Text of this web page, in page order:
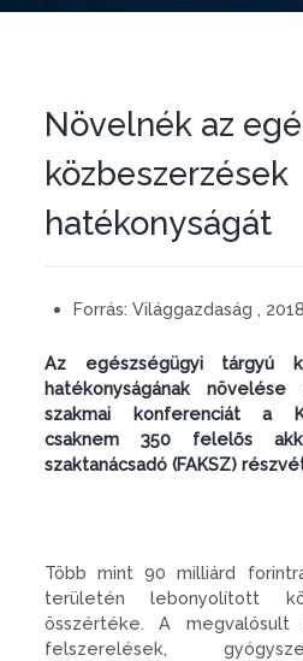
Növelnék az
közbeszerzések
hatékonyságát
Forrás: Világgazdaság ,
Az egészségügyi tárgyú
hatékonyságának
szakmai konferenciát a
csaknem 350 felelős
szaktanácsadó (FAKSZ)
Több mint 90 milliárd
területén lebonyolított
összértéke. A megvalósult
felszerelések,